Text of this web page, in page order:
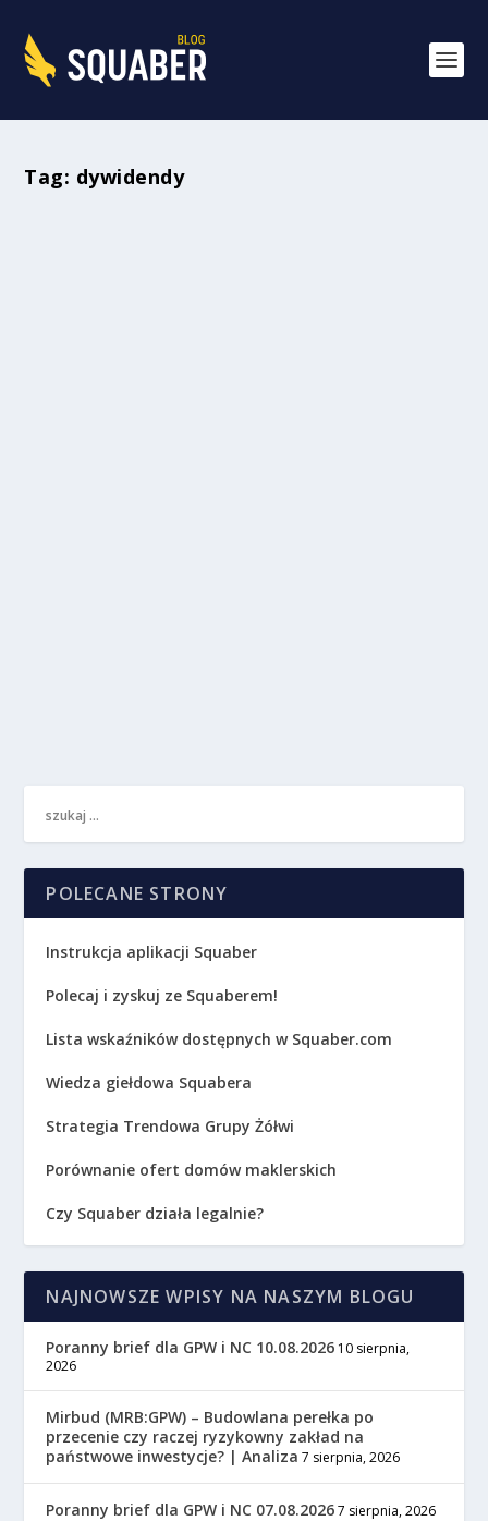
Tag: dywidendy
POLECANE STRONY
Instrukcja aplikacji Squaber
Polecaj i zyskuj ze Squaberem!
Lista wskaźników dostępnych w Squaber.com
Wiedza giełdowa Squabera
Strategia Trendowa Grupy Żółwi
Porównanie ofert domów maklerskich
Czy Squaber działa legalnie?
NAJNOWSZE WPISY NA NASZYM BLOGU
Poranny brief dla GPW i NC 10.08.2026 10 sierpnia,
2026
Mirbud (MRB:GPW) – Budowlana perełka po
przecenie czy raczej ryzykowny zakład na
państwowe inwestycje? | Analiza 7 sierpnia, 2026
Poranny brief dla GPW i NC 07.08.2026 7 sierpnia, 2026